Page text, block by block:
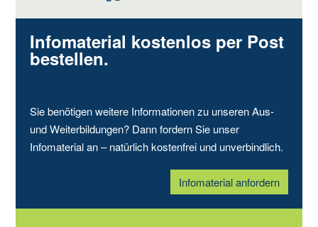
Infomaterial kostenlos per Post
bestellen.
Sie benötigen weitere Informationen zu unseren Aus-
und Weiterbildungen? Dann fordern Sie unser
Infomaterial an – natürlich kostenfrei und unverbindlich.
Infomaterial anfordern